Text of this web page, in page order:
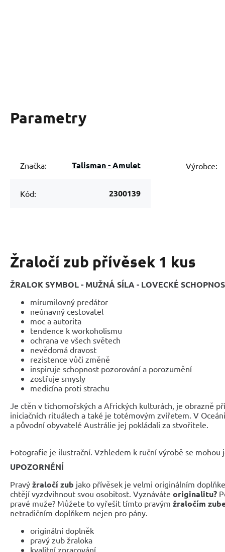
Parametry
Značka: Talisman - Amulet
Kód: 2300139
Výrobce:
Žraločí zub přívěsek 1 kus
ŽRALOK SYMBOL - MUŽNÁ SÍLA - LOVECKÉ
mírumilovný predátor
neúnavný cestovatel
moc a autorita
tendence k workoholismu
ochrana ve všech světech
nevědomá dravost
rezistence vůči změně
inspiruje schopnost pozorování a porozumění
zostřuje smysly
medicína proti strachu
Je ctěn v tichomořských a Afrických kulturách, je obrazně
iniciačních rituálech a také je totémovým zvířetem. V
a původní obyvatelé Austrálie jej pokládali za stvořitele.
Fotografie je ilustrační. Vzhledem k ruční výrobě se
UPOZORNĚNÍ
Pravý žraločí zub jako přívěsek je velmi originálním
chtějí vyzdvihnout svou osobitost. Vyznáváte originalitu?
pravé muže? Můžete to vyřešit tímto pravým žraločím
netradičním doplňkem nejen pro pány.
originální doplněk
pravý zub žraloka
kvalitní zpracování